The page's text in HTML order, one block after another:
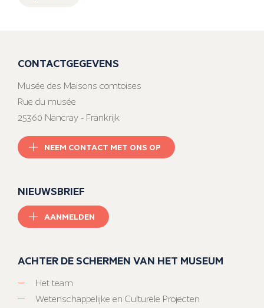
CONTACTGEGEVENS
Musée des Maisons comtoises
Rue du musée
25360 Nancray - Frankrijk
NEEM CONTACT MET ONS OP
NIEUWSBRIEF
AANMELDEN
ACHTER DE SCHERMEN VAN HET MUSEUM
Het team
Wetenschappelijke en Culturele Projecten